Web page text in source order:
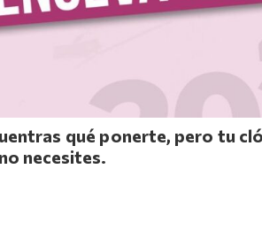
qué ponerte, pero tu
necesites.